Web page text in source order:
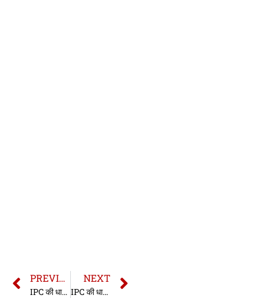
PREVIOUS
IPC की धारा 334 | धारा 334 भारतीय दण्ड संहिता | IPC Section 334 In Hindi
NEXT
IPC की धारा 336 | धारा 336 भारतीय दण्ड संहिता | IPC Section 336 In Hindi